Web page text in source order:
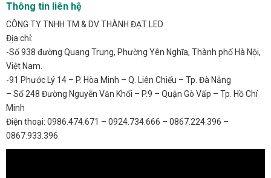
Thông tin liên hệ
CÔNG TY TNHH TM & DV THÀNH ĐẠT LED
Địa chỉ:
-Số 938 đường Quang Trung, Phường Yên Nghĩa, Thành phố Hà Nội,
Việt Nam.
-91 Phước Lý 14 – P. Hòa Minh – Q. Liên Chiểu – Tp. Đà Nẵng
– Số 248 Đường Nguyễn Văn Khối – P.9 – Quận Gò Vấp – Tp. Hồ Chí
Minh
Điện thoại: 0986.474.671 – 0924.734.666 – 0867.224.396 –
0867.933.396